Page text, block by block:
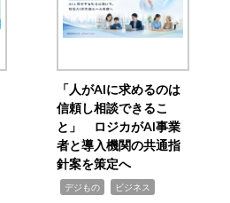
「人がAIに求めるのは
信頼し相談できるこ
と」 ロジカがAI事業
者と導入機関の共通指
針案を策定へ
デジもの ビジネス